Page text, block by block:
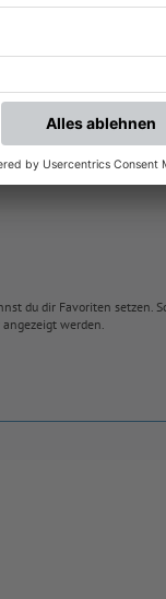
du dir Favoriten setzen.
werden.